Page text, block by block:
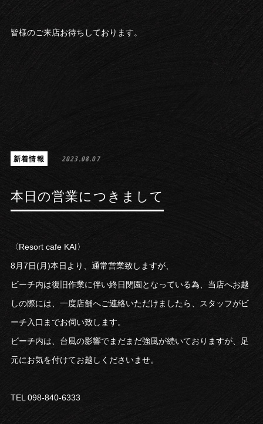
皆様のご来店お待ちしております。
新着情報 2023.08.07
本日の営業につきまして
〈Resort cafe KAI〉
8月7日(月)本日より、通常営業致しますが、
ビーチ内は復旧作業に伴い終日閉園となっている為、当店へお越
しの際には、一度店舗へご連絡いただけましたら、スタッフがビ
ーチ入口までお伺い致します。
ビーチ内は、台風の影響でまだまだ強風が続いておりますが、足
元にお気を付けてお越しくださいませ。
TEL 098-840-6333